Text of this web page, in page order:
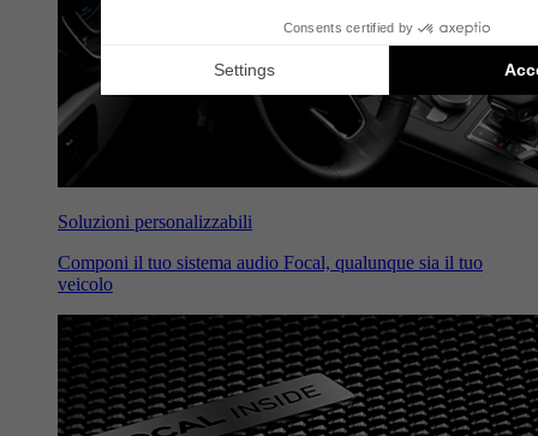
Soluzioni personalizzabili
Componi il tuo sistema audio Focal, qualunque sia il tuo
veicolo